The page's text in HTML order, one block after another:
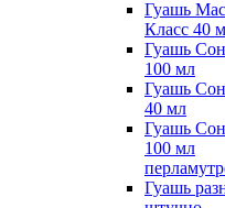
Гуашь
Класс 40
Гуашь
100 мл
Гуашь
40 мл
Гуашь
100 мл
Гуашь